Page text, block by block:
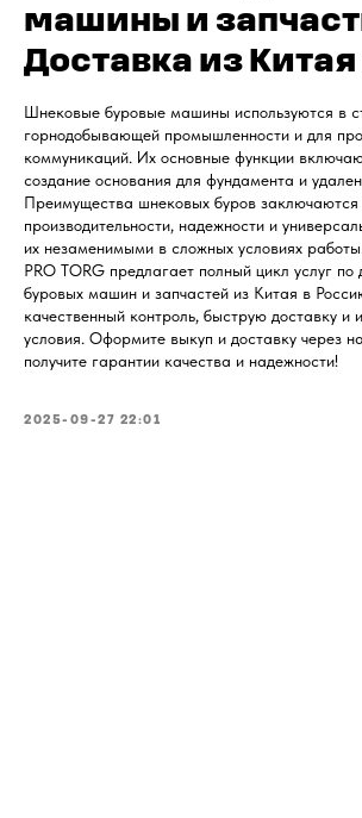
машины и
Доставка из Китая
Шнековые буровые машины используются в
горнодобывающей промышленности и для
коммуникаций. Их основные функции
создание основания для фундамента и
Преимущества шнековых буров заключаются
производительности, надежности и
их незаменимыми в сложных условиях
PRO TORG предлагает полный цикл услуг
буровых машин и запчастей из Китая в
качественный контроль, быструю доставку и
условия. Оформите выкуп и доставку через
получите гарантии качества и надежности!
2025-09-27 22:01